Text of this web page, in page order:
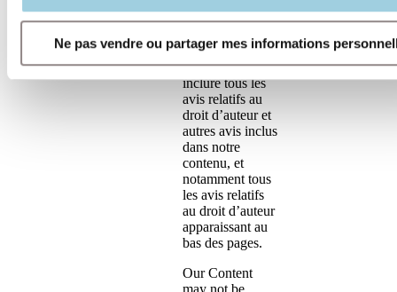
Ne pas vendre ou partager mes informations
exemplaires de
notre contenu,
vous devez
également
inclure tous les
avis relatifs au
droit d’auteur et
autres avis inclus
dans notre
contenu, et
notamment tous
les avis relatifs
au droit d’auteur
apparaissant au
bas des pages.
Our Content
may not be